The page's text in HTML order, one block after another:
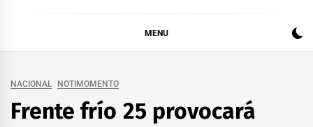
MENU
NACIONAL NOTIMOMENTO
Frente frío 25 provocará